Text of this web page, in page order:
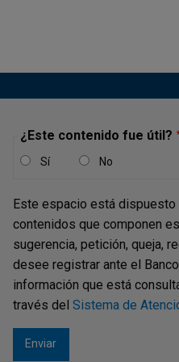
La presencia de descalces
liquidez y la solvencia de
de Estabilidad Financiera del...
Recuadro 1: Una
descalces
firmas del sector
2022 - Reporte de
Financiera del
¿Este contenido fue útil?
Sí No
Este espacio está
contenidos que componen
sugerencia, petición, queja,
desee registrar ante el
información que está
través del Sistema de